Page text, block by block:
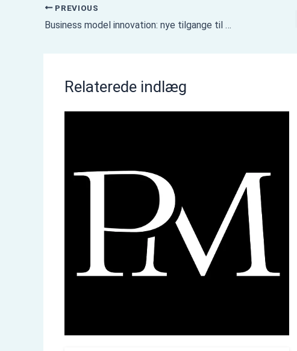
PREVIOUS
Business model innovation: nye tilgange til vækst
Relaterede indlæg